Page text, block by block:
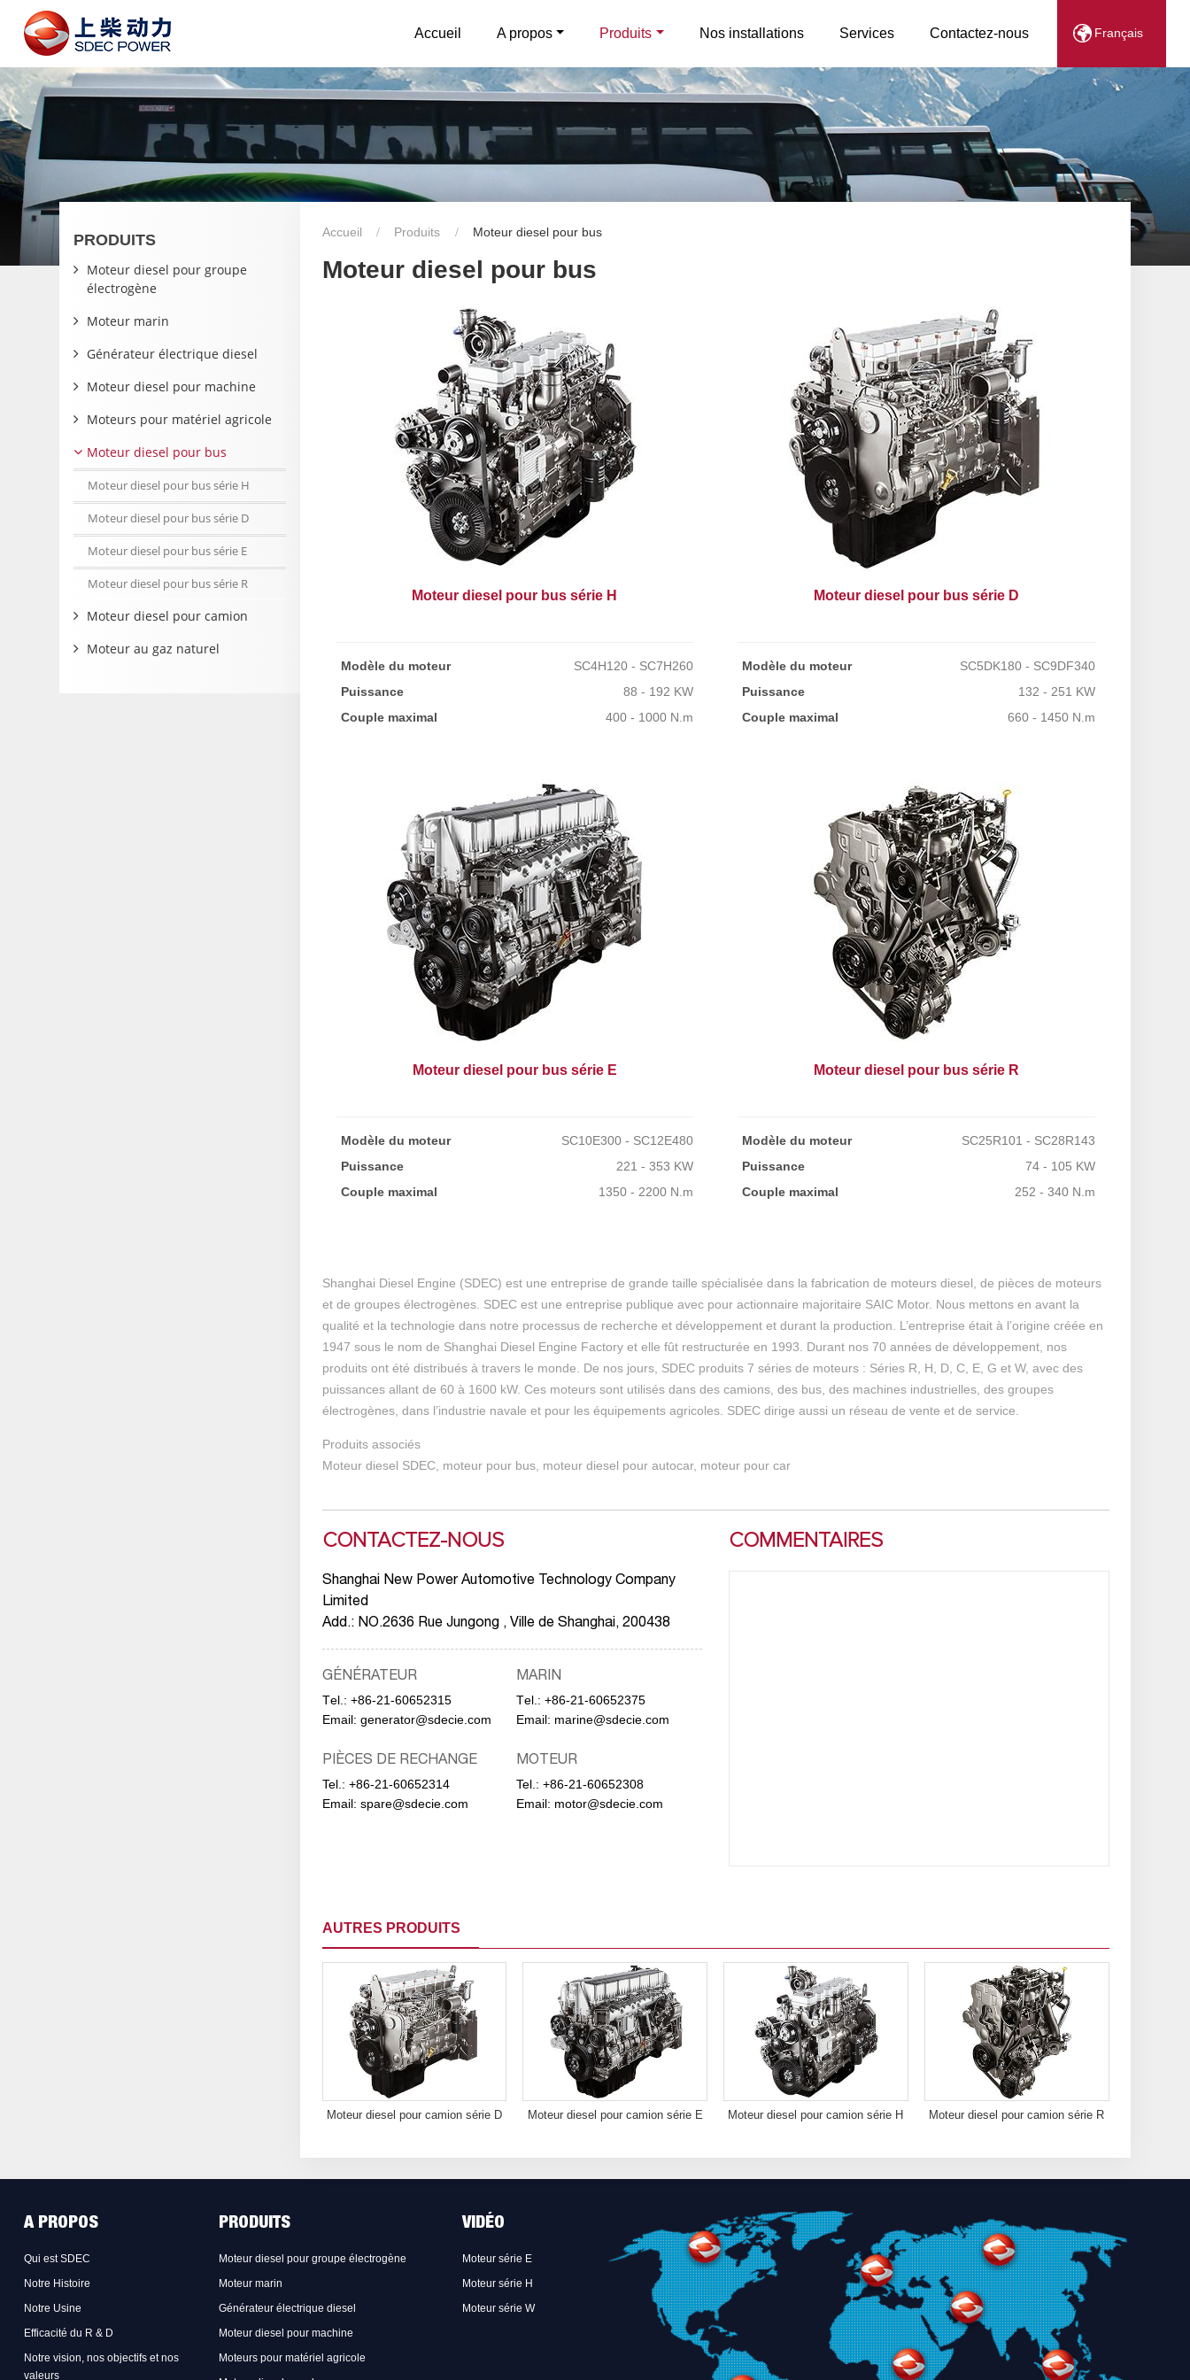
Français
Accueil A propos Produits Nos installations Services Contactez-nous
Accueil Produits Moteur diesel pour bus
Moteur diesel pour bus
Moteur diesel pour bus série H
Modèle du moteur
SC4H120 - SC7H260
Puissance
88 - 192 KW
Couple maximal
400 - 1000 N.m
Moteur diesel pour bus série D
Modèle du moteur
SC5DK180 - SC9DF340
Puissance
132 - 251 KW
Couple maximal
660 - 1450 N.m
Moteur diesel pour bus série E
Modèle du moteur
SC10E300 - SC12E480
Puissance
221 - 353 KW
Couple maximal
1350 - 2200 N.m
Moteur diesel pour bus série R
Modèle du moteur
SC25R101 - SC28R143
Puissance
74 - 105 KW
Couple maximal
252 - 340 N.m
Shanghai Diesel Engine (SDEC) est une entreprise de grande taille spécialisée dans la fabrication de moteurs diesel, de pièces de moteurs
et de groupes électrogènes. SDEC est une entreprise publique avec pour actionnaire majoritaire SAIC Motor. Nous mettons en avant la
qualité et la technologie dans notre processus de recherche et développement et durant la production. L’entreprise était à l’origine créée en
1947 sous le nom de Shanghai Diesel Engine Factory et elle fût restructurée en 1993. Durant nos 70 années de développement, nos
produits ont été distribués à travers le monde. De nos jours, SDEC produits 7 séries de moteurs : Séries R, H, D, C, E, G et W, avec des
puissances allant de 60 à 1600 kW. Ces moteurs sont utilisés dans des camions, des bus, des machines industrielles, des groupes
électrogènes, dans l’industrie navale et pour les équipements agricoles. SDEC dirige aussi un réseau de vente et de service.
Produits associés
Moteur diesel SDEC, moteur pour bus, moteur diesel pour autocar, moteur pour car
CONTACTEZ-NOUS
Shanghai New Power Automotive Technology Company
Limited
Add.: NO.2636 Rue Jungong , Ville de Shanghai, 200438
GÉNÉRATEUR
Тel.: +86-21-60652315
Email: generator@sdecie.com
MARIN
Тel.: +86-21-60652375
Email: marine@sdecie.com
PIÈCES DE RECHANGE
Tel.: +86-21-60652314
Email: spare@sdecie.com
MOTEUR
Tel.: +86-21-60652308
Email: motor@sdecie.com
COMMENTAIRES
AUTRES PRODUITS
Moteur diesel pour camion série D Moteur diesel pour camion série E Moteur diesel pour camion série H Moteur diesel pour camion série R
PRODUITS
Moteur diesel pour groupe
électrogène
Moteur marin
Générateur électrique diesel
Moteur diesel pour machine
Moteurs pour matériel agricole
Moteur diesel pour bus
Moteur diesel pour bus série H
Moteur diesel pour bus série D
Moteur diesel pour bus série E
Moteur diesel pour bus série R
Moteur diesel pour camion
Moteur au gaz naturel
A PROPOS
Qui est SDEC
Notre Histoire
Notre Usine
Efficacité du R & D
Notre vision, nos objectifs et nos
valeurs
PRODUITS
Moteur diesel pour groupe électrogène
Moteur marin
Générateur électrique diesel
Moteur diesel pour machine
Moteurs pour matériel agricole
VIDÉO
Moteur série E
Moteur série H
Moteur série W